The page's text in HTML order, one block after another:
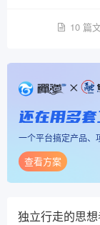
10 篇
还在用多套
一个平台搞定产品、
查看方案
独立行走的思